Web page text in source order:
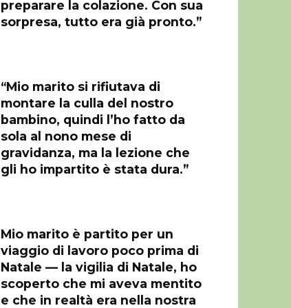
preparare la colazione. Con sua
sorpresa, tutto era già pronto.”
“Mio marito si rifiutava di
montare la culla del nostro
bambino, quindi l’ho fatto da
sola al nono mese di
gravidanza, ma la lezione che
gli ho impartito è stata dura.”
Mio marito è partito per un
viaggio di lavoro poco prima di
Natale — la vigilia di Natale, ho
scoperto che mi aveva mentito
e che in realtà era nella nostra